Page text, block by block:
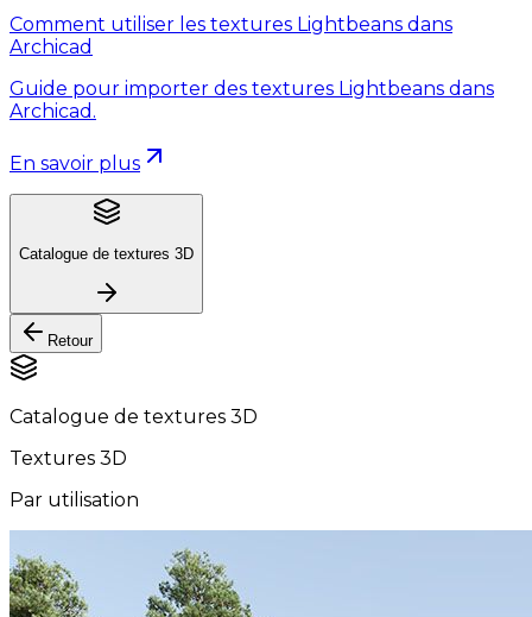
Comment utiliser les textures Lightbeans dans
Archicad
Guide pour importer des textures Lightbeans dans
Archicad.
En savoir plus
Catalogue de textures 3D
Retour
Catalogue de textures 3D
Textures 3D
Par utilisation